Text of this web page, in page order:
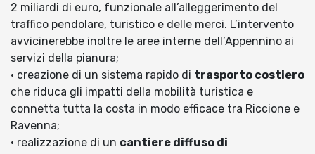
2 miliardi di euro, funzionale all’alleggerimento del
traffico pendolare, turistico e delle merci. L’intervento
avvicinerebbe inoltre le aree interne dell’Appennino ai
servizi della pianura;
· creazione di un sistema rapido di trasporto costiero
che riduca gli impatti della mobilità turistica e
connetta tutta la costa in modo efficace tra Riccione e
Ravenna;
· realizzazione di un cantiere diffuso di